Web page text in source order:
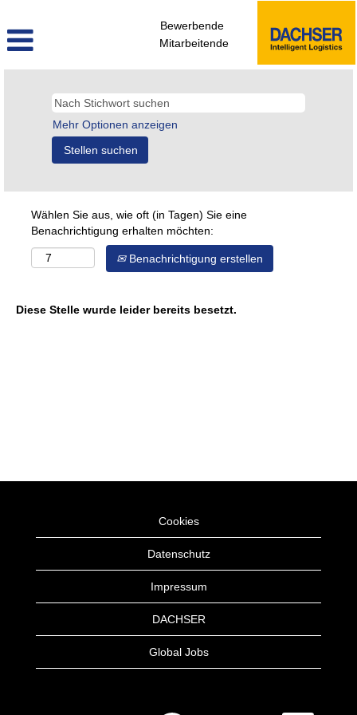
Bewerbende
Mitarbeitende
Mehr Optionen anzeigen
Wählen Sie aus, wie oft (in Tagen) Sie eine
Benachrichtigung erhalten möchten:
Benachrichtigung erstellen
Diese Stelle wurde leider bereits besetzt.
Cookies
Datenschutz
Impressum
DACHSER
Global Jobs